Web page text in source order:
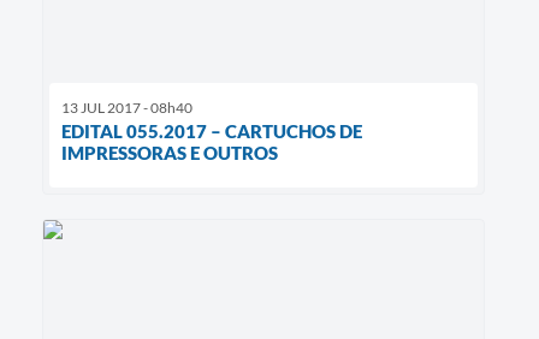
13 JUL 2017 - 08h40
EDITAL 055.2017 – CARTUCHOS DE
IMPRESSORAS E OUTROS